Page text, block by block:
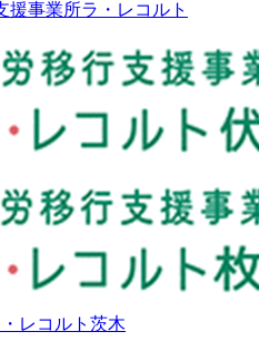
援事業所ラ・レコルト